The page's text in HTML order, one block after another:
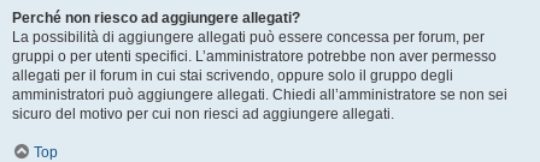
Perché non riesco ad aggiungere allegati?
La possibilità di aggiungere allegati può essere concessa per forum, per
gruppi o per utenti specifici. L’amministratore potrebbe non aver permesso
allegati per il forum in cui stai scrivendo, oppure solo il gruppo degli
amministratori può aggiungere allegati. Chiedi all’amministratore se non sei
sicuro del motivo per cui non riesci ad aggiungere allegati.
Top